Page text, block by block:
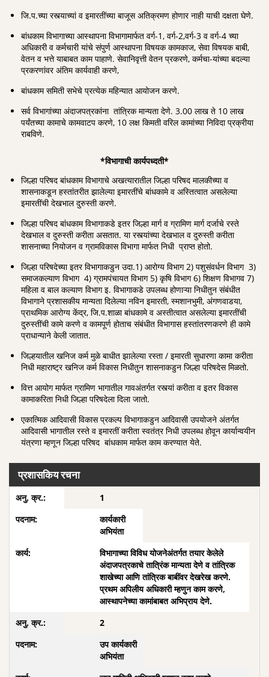
जि.प.च्या रस्त्याच्यां व इमारतींच्या बाजूस अतिक्रमण होणार नाही याची दक्षता घेणे.
बांधकाम विभागाच्या आस्थापना विभागामार्फत वर्ग-1, वर्ग-2,वर्ग-3 व वर्ग-4 च्या
अधिकारी व कर्मचारी यांचे संपुर्ण आस्थापना विषयक कामकाज, सेवा विषयक बाबी,
वेतन व भत्ते याबाबत काम पाहाणे. सेवानिवृत्ती वेतन प्रकरणे, कर्मचा-यांच्या बदल्या
प्रकरणांवर अंतिम कार्यवाही करणे,
बांधकाम समिती सभेचे प्रत्येक महिन्यात आयोजन करणे.
सर्व विभागांच्या अंदाजपत्रकांना तांत्रिक मान्यता देणे. 3.00 लाख ते 10 लाख
पर्यंतच्या कामाचे कामवाटप करणे, 10 लक्ष किमती वरिल कामांच्या निविदा प्रक्रीया
राबविणे.
*विभागाची कार्यपध्दती*
जिल्हा परिषद बांधकाम विभागाचे अखत्यारातील जिल्हा परिषद मालकीच्या व
शासनाकडून हस्तांतरीत झालेल्या इमारतींचे बांधकामे व अस्तित्वात असलेल्या
इमारतींची देखभाल दुरुस्ती करणे.
जिल्हा परिषद बांधकाम विभागाकडे इतर जिल्हा मार्ग व ग्रामिण मार्ग दर्जाचे रस्ते
देखभाल व दुरुस्ती करीता असतात. या रस्त्यांच्या देखभाल व दुरुस्ती करीता
शासनाच्या नियोजन व ग्रामविकास विभागा मार्फत निधी प्राप्त होतो.
जिल्हा परिषदेच्या इतर विभागाकडुन उदा.1) आरोग्य विभाग 2) पशुसंवर्धन विभाग 3)
समाजकल्याण विभाग 4) ग्रामपंचायत विभाग 5) कृषि विभाग 6) शिक्षण विभागव 7)
महिला व बाल कल्याण विभाग इ. विभागाकडे उपलब्ध होणाऱ्या निधीतुन संबंधीत
विभागाने प्रशासकीय मान्यता दिलेल्या नविन इमारती, स्मशानभुमी, अंगणवाडया,
प्राथमिक आरोग्य केंद्र, जि.प.शाळा बांधकामे व अस्तीत्वात असलेल्या इमारतींची
दुरुस्तींची कामे करणे व कामपूर्ण होताच संबंधीत विभागास हस्तांतरणकरणे ही कामे
प्राधान्याने केली जातात.
जिल्हयातील खनिज कर्म मुळे बाधीत झालेल्या रस्ता / इमारती सुधारणा कामा करीता
निधी महाराष्ट्र खनिज कर्म विकास निधीतुन शासनाकडुन जिल्हा परिषदेस मिळतो.
वित्त आयोग मार्फत ग्रामिण भागातील गावअंतर्गत रस्त्यां करीता व इतर विकास
कामाकरिता निधी जिल्हा परिषदेला दिला जातो.
एकात्मिक आदिवासी विकास प्रकल्प विभागाकडुन आदिवासी उपयोजने अंतर्गत
आदिवासी भागातील रस्ते व इमारतीं करीता स्वतंत्र निधी उपलब्ध होवून कार्यान्वयीन
यंत्रणा म्हणून जिल्हा परिषद बांधकाम मार्फत काम करण्यात येते.
प्रशासकिय रचना
1
कार्यकारी
अभियंता
विभागाच्या विविध योजनेअंतर्गत तयार केलेले
अंदाजपत्रकाचे तात्रिंक मान्यता देणे व तांत्रिक
शाखेच्या आणि तांत्रिक बाबींवर देखरेख करणे.
प्रथम अपिलीय अधिकारी म्हणुन काम करणे,
आस्थापनेच्या कामांबाबत अभिप्राय देणे.
2
उप कार्यकारी
अभियंता